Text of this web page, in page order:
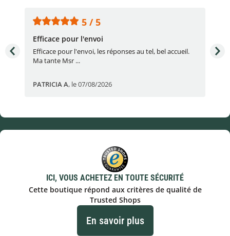
5 / 5
Efficace pour l'envoi
Efficace pour l'envoi, les réponses au tel, bel accueil.
Ma tante Msr ...
PATRICIA A, le 07/08/2026
ICI, VOUS ACHETEZ EN TOUTE SÉCURITÉ
Cette boutique répond aux critères de qualité de
Trusted Shops
En savoir plus